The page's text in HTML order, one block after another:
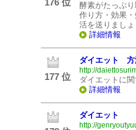
176 位
酵素がたっぷ
作り方・効果
活を送りましょ
詳細情報
177 位
ダイエット 方
http://
ダイエットに
詳細情報
ダイエット
http://